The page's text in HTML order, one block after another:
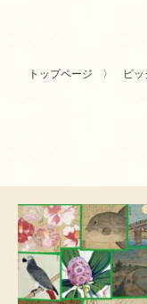
トップページ ピ